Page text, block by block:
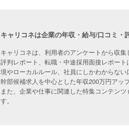
キャリコネは企業の年収・給与/口コミ・
キャリコネは、利用者のアンケートから収
評判レポート、転職・中途採用面接レポー
境やローカルルール、社員にしかわからな
幹部候補求人を中心とした年収200万円アッ
また、企業や仕事に関連した特集コンテン
す。